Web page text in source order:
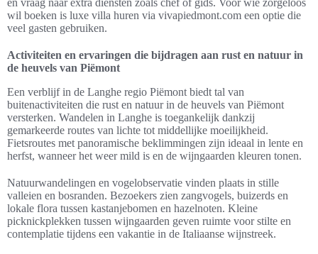
en vraag naar extra diensten zoals chef of gids. Voor wie zorgeloos
wil boeken is luxe villa huren via vivapiedmont.com een optie die
veel gasten gebruiken.
Activiteiten en ervaringen die bijdragen aan rust en natuur in
de heuvels van Piëmont
Een verblijf in de Langhe regio Piëmont biedt tal van
buitenactiviteiten die rust en natuur in de heuvels van Piëmont
versterken. Wandelen in Langhe is toegankelijk dankzij
gemarkeerde routes van lichte tot middellijke moeilijkheid.
Fietsroutes met panoramische beklimmingen zijn ideaal in lente en
herfst, wanneer het weer mild is en de wijngaarden kleuren tonen.
Natuurwandelingen en vogelobservatie vinden plaats in stille
valleien en bosranden. Bezoekers zien zangvogels, buizerds en
lokale flora tussen kastanjebomen en hazelnoten. Kleine
picknickplekken tussen wijngaarden geven ruimte voor stilte en
contemplatie tijdens een vakantie in de Italiaanse wijnstreek.